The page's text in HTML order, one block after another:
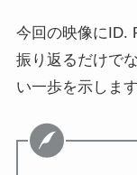
今回の映像にID.
振り返るだけで
い一歩を示します